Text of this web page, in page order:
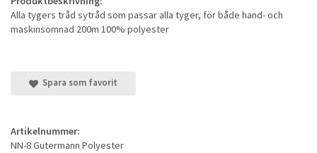
Alla tygers tråd sytråd som passar alla tyger, för både hand- och
maskinsömnad 200m 100% polyester
Spara som favorit
Artikelnummer:
NN-8 Gutermann Polyester